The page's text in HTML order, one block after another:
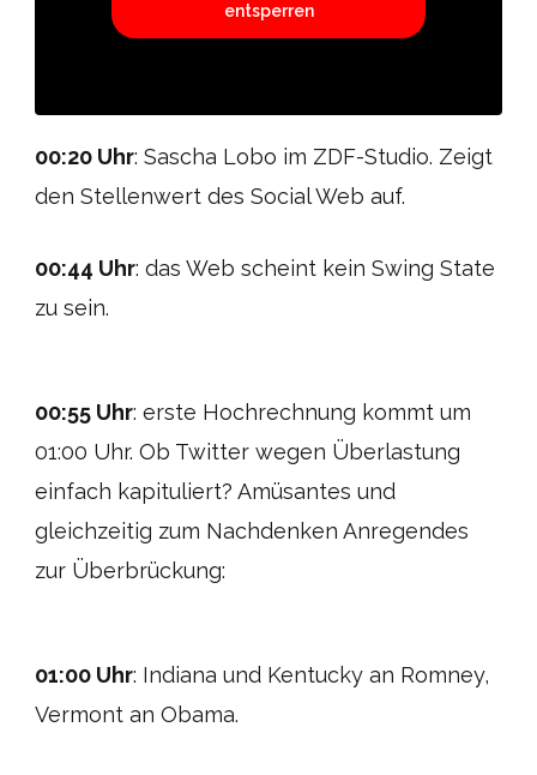
entsperren
00:20 Uhr: Sascha Lobo im ZDF-Studio. Zeigt
den Stellenwert des Social Web auf.
00:44 Uhr: das Web scheint kein Swing State
zu sein.
00:55 Uhr: erste Hochrechnung kommt um
01:00 Uhr. Ob Twitter wegen Überlastung
einfach kapituliert? Amüsantes und
gleichzeitig zum Nachdenken Anregendes
zur Überbrückung:
01:00 Uhr: Indiana und Kentucky an Romney,
Vermont an Obama.